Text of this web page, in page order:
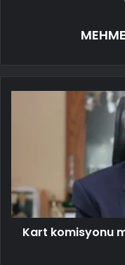
Kart komisyonu